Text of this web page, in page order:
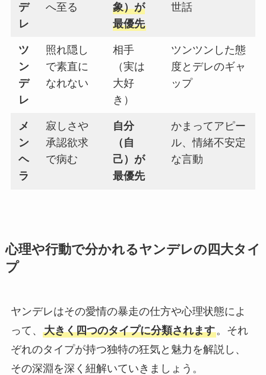
デ
レ
へ至る
象）が
最優先
世話
ツ
ン
デ
レ
照れ隠し
で素直に
なれない
相手
（実は
大好
き）
ツンツンした態
度とデレのギャ
ップ
メ
ン
ヘ
ラ
寂しさや
承認欲求
で病む
自分
（自
己）が
最優先
かまってアピー
ル、情緒不安定
な言動
心理や行動で分かれるヤンデレの四大タイ
プ
ヤンデレはその愛情の暴走の仕方や心理状態によ
って、 大きく四つのタイプに分類されます。それ
ぞれのタイプが持つ独特の狂気と魅力を解説し、
その深淵を深く紐解いていきましょう。